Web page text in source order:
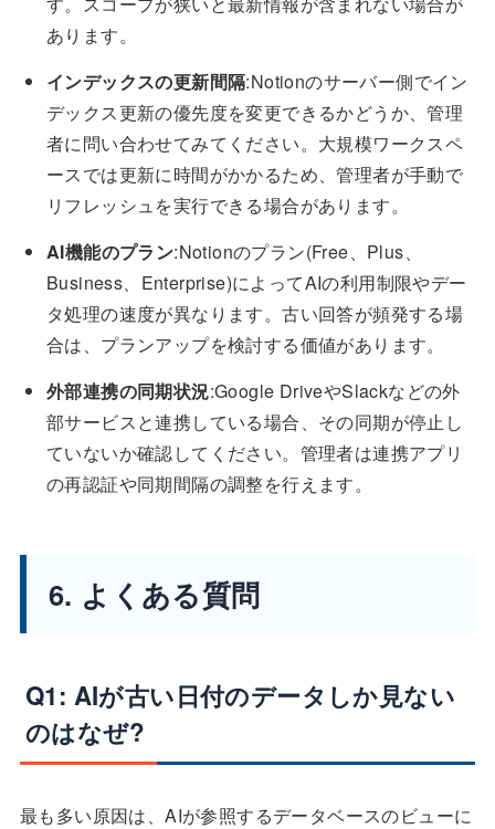
あります。
インデックスの更新間隔:Notionのサーバー側でイン
デックス更新の優先度を変更できるかどうか、管理
者に問い合わせてみてください。大規模ワークスペ
ースでは更新に時間がかかるため、管理者が手動で
リフレッシュを実行できる場合があります。
AI機能のプラン:Notionのプラン(Free、Plus、
Business、Enterprise)によってAIの利用制限やデー
タ処理の速度が異なります。古い回答が頻発する場
合は、プランアップを検討する価値があります。
外部連携の同期状況:Google DriveやSlackなどの外
部サービスと連携している場合、その同期が停止し
ていないか確認してください。管理者は連携アプリ
の再認証や同期間隔の調整を行えます。
6. よくある質問
Q1: AIが古い日付のデータしか見ない
のはなぜ?
最も多い原因は、AIが参照するデータベースのビューに